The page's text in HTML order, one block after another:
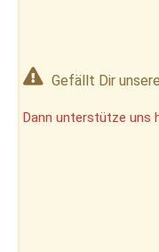
Gefällt Dir
Dann unterstütze uns